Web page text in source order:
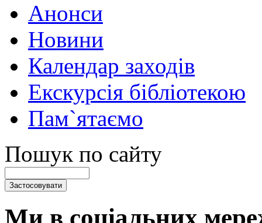
Анонси
Новини
Календар заходів
Екскурсія бібліотекою
Пам`ятаємо
Пошук по сайту